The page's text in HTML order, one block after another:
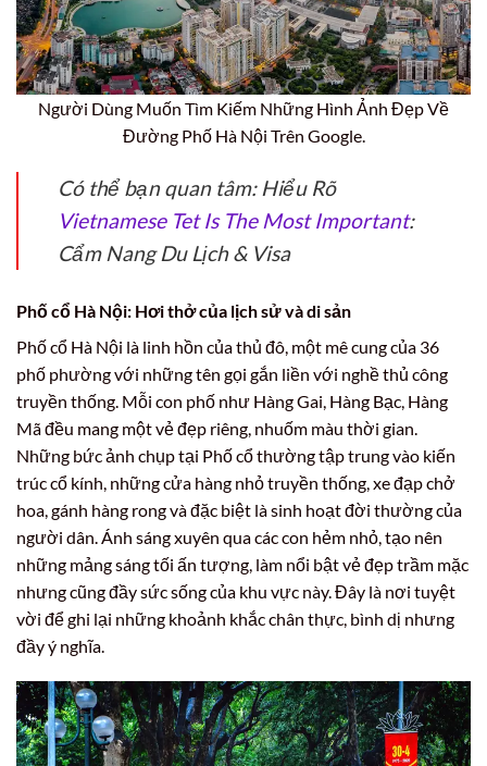
Người Dùng Muốn Tìm Kiếm Những Hình Ảnh Đẹp Về
Đường Phố Hà Nội Trên Google.
Có thể bạn quan tâm: Hiểu Rõ
Vietnamese Tet Is The Most Important:
Cẩm Nang Du Lịch & Visa
Phố cổ Hà Nội: Hơi thở của lịch sử và di sản
Phố cổ Hà Nội là linh hồn của thủ đô, một mê cung của 36
phố phường với những tên gọi gắn liền với nghề thủ công
truyền thống. Mỗi con phố như Hàng Gai, Hàng Bạc, Hàng
Mã đều mang một vẻ đẹp riêng, nhuốm màu thời gian.
Những bức ảnh chụp tại Phố cổ thường tập trung vào kiến
trúc cổ kính, những cửa hàng nhỏ truyền thống, xe đạp chở
hoa, gánh hàng rong và đặc biệt là sinh hoạt đời thường của
người dân. Ánh sáng xuyên qua các con hẻm nhỏ, tạo nên
những mảng sáng tối ấn tượng, làm nổi bật vẻ đẹp trầm mặc
nhưng cũng đầy sức sống của khu vực này. Đây là nơi tuyệt
vời để ghi lại những khoảnh khắc chân thực, bình dị nhưng
đầy ý nghĩa.